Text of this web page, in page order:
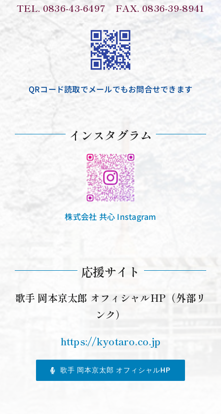
TEL. 0836-43-6497 FAX. 0836-39-8941
QRコード読取でメールでもお問合せできます
インスタグラム
株式会社 共心 Instagram
応援サイト
歌手 岡本京太郎 オフィシャルHP（外部リ
ンク）
https://kyotaro.co.jp
歌手 岡本京太郎 オフィシャルHP